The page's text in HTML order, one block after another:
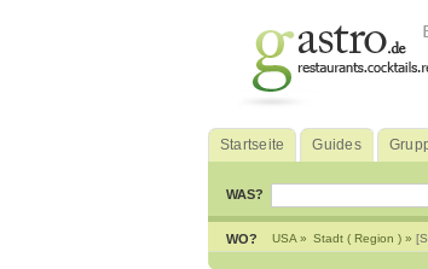
Startseite Guides
WAS?
WO? USA » Stadt ( Region ) »